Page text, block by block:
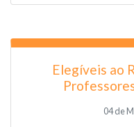
Elegíveis ao
04 de